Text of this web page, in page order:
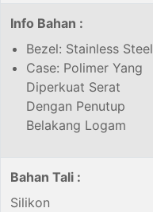
Info Bahan :
Bezel: Stainless Steel
Case: Polimer Yang
Diperkuat Serat
Dengan Penutup
Belakang Logam
Bahan Tali :
Silikon